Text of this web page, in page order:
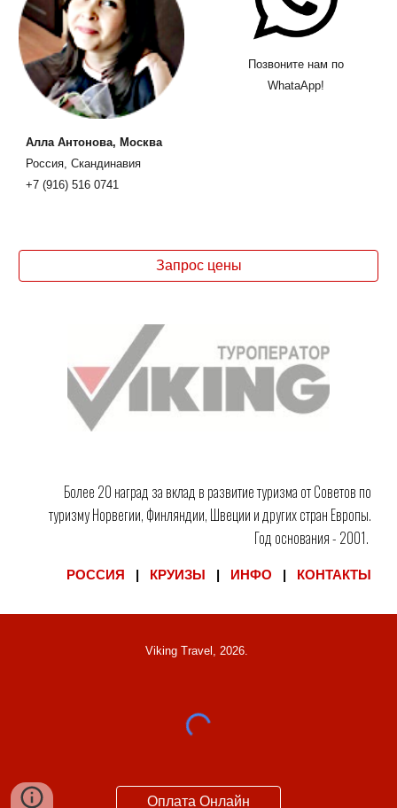
Алла Антонова, Москва
Россия, Скандинавия
+7 (916) 516 0741
Позвоните нам по
WhataApp!
Запрос цены
Более 20 наград за вклад в развитие туризма от Советов по
туризму Норвегии, Финляндии, Швеции и других стран Европы.
Год основания - 2001.
РОССИЯ КРУИЗЫ ИНФО КОНТАКТЫ
Viking Travel, 2026.
Оплата Онлайн